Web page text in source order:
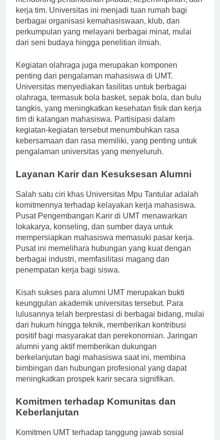
mendorong pertumbuhan pribadi, kepemimpinan, dan
kerja tim. Universitas ini menjadi tuan rumah bagi
berbagai organisasi kemahasiswaan, klub, dan
perkumpulan yang melayani berbagai minat, mulai
Kegiatan olahraga juga merupakan komponen
penting dari pengalaman mahasiswa di UMT.
Universitas menyediakan fasilitas untuk berbagai
olahraga, termasuk bola basket, sepak bola, dan bulu
tangkis, yang meningkatkan kesehatan fisik dan kerja
tim di kalangan mahasiswa. Partisipasi dalam
kegiatan-kegiatan tersebut menumbuhkan rasa
kebersamaan dan rasa memiliki, yang penting untuk
Salah satu ciri khas Universitas Mpu Tantular adalah
komitmennya terhadap kelayakan kerja mahasiswa.
Pusat Pengembangan Karir di UMT menawarkan
lokakarya, konseling, dan sumber daya untuk
mempersiapkan mahasiswa memasuki pasar kerja.
Pusat ini memelihara hubungan yang kuat dengan
berbagai industri, memfasilitasi magang dan
Kisah sukses para alumni UMT merupakan bukti
keunggulan akademik universitas tersebut. Para
lulusannya telah berprestasi di berbagai bidang, mulai
dari hukum hingga teknik, memberikan kontribusi
positif bagi masyarakat dan perekonomian. Jaringan
alumni yang aktif memberikan dukungan
berkelanjutan bagi mahasiswa saat ini, membina
bimbingan dan hubungan profesional yang dapat
Komitmen terhadap Komunitas dan